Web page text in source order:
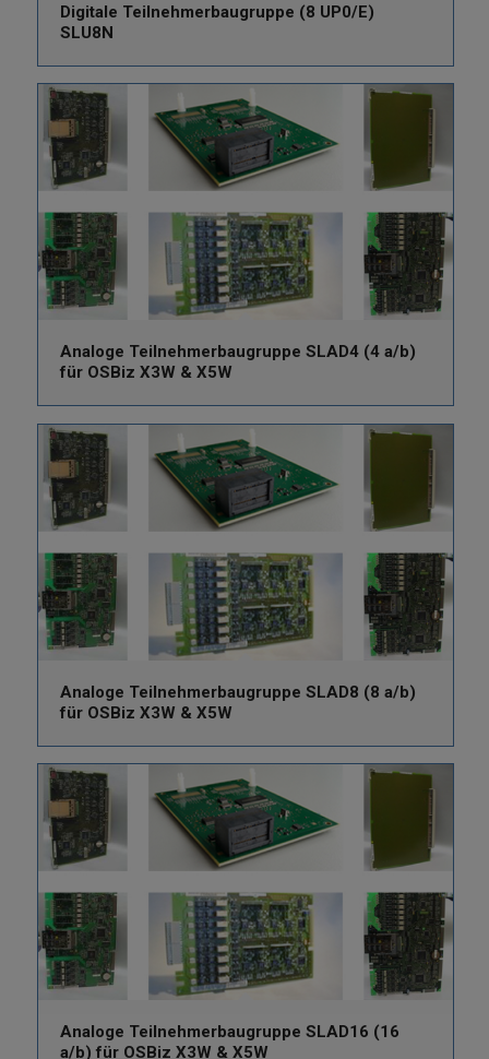
Digitale Teilnehmerbaugruppe (8 UP0/E)
SLU8N
Analoge Teilnehmerbaugruppe SLAD4 (4 a/b)
für OSBiz X3W & X5W
Analoge Teilnehmerbaugruppe SLAD8 (8 a/b)
für OSBiz X3W & X5W
Analoge Teilnehmerbaugruppe SLAD16 (16
a/b) für OSBiz X3W & X5W